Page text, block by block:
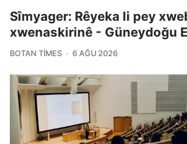
Sîmyager: Rêyeka li pey
xwenaskirinê - Güneydoğu
BOTAN TIMES 6 AĞU 2026